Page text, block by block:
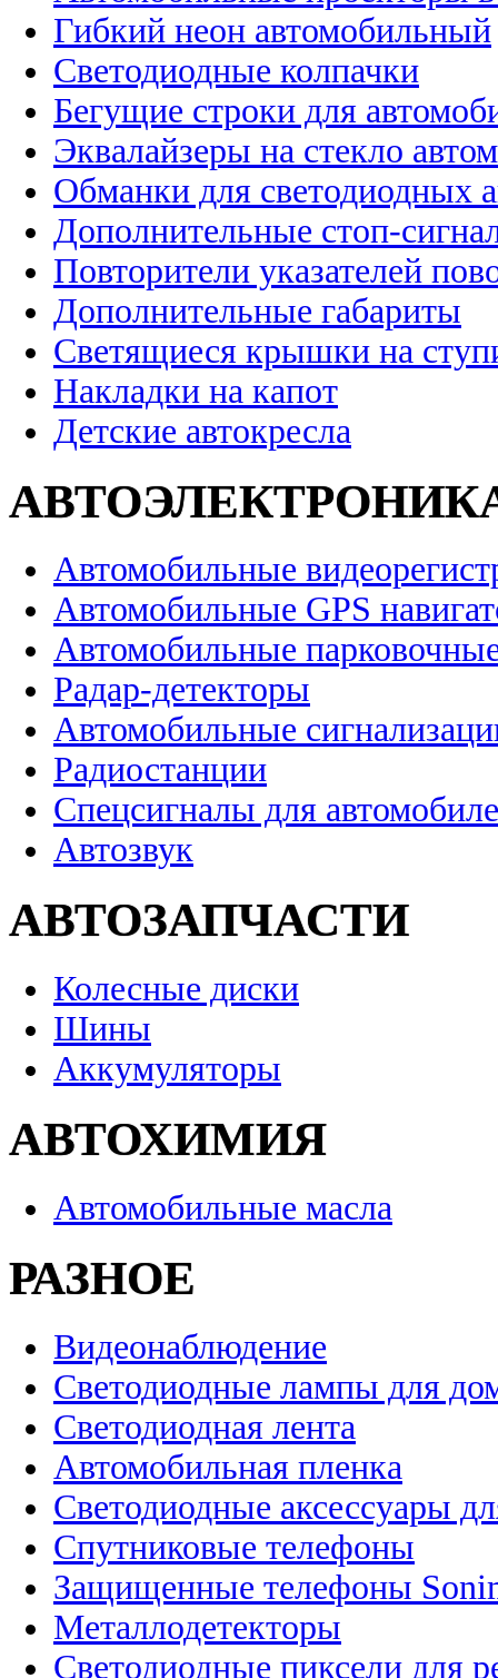
Гибкий неон автомобильный
Светодиодные колпачки
Бегущие строки для
Эквалайзеры на стекло
Обманки для светодиодных
Дополнительные стоп-
Повторители указателей
Дополнительные габариты
Светящиеся крышки на
Накладки на капот
Детские автокресла
Автомобильные
Автомобильные GPS
Автомобильные
Радар-детекторы
Автомобильные
Радиостанции
Спецсигналы для
Автозвук
АВТОЗАПЧАСТИ
Колесные диски
Шины
Аккумуляторы
АВТОХИМИЯ
Автомобильные масла
РАЗНОЕ
Видеонаблюдение
Светодиодные лампы для
Светодиодная лента
Автомобильная пленка
Светодиодные аксессуары
Спутниковые телефоны
Защищенные телефоны
Металлодетекторы
Светодиодные пиксели для